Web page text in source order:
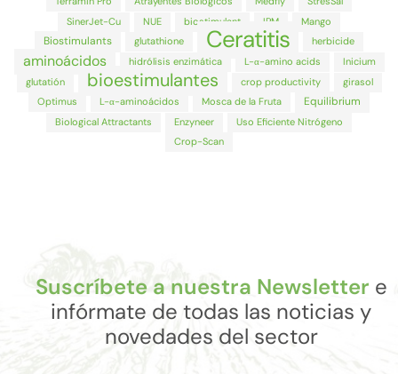
SinerJet-Cu
NUE biostimulant IPM Mango
Biostimulants glutathione Ceratitis herbicide
aminoácidos hidrólisis enzimática L-α-amino acids
Inicium
glutatión
bioestimulantes crop productivity
girasol
Optimus
L-α-aminoácidos Mosca de la Fruta Equilibrium
Biological Attractants Enzyneer
Uso Eficiente Nitrógeno
Crop-Scan
Suscríbete a nuestra Newsletter e
infórmate de todas las noticias y
novedades del sector